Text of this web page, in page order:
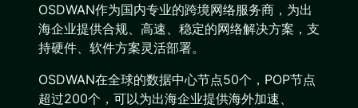
OSDWAN作为国内专业的跨境网络服务商，为出
海企业提供合规、高速、稳定的网络解决方案，支
持硬件、软件方案灵活部署。
OSDWAN在全球的数据中心节点50个，POP节点
超过200个，可以为出海企业提供海外加速、